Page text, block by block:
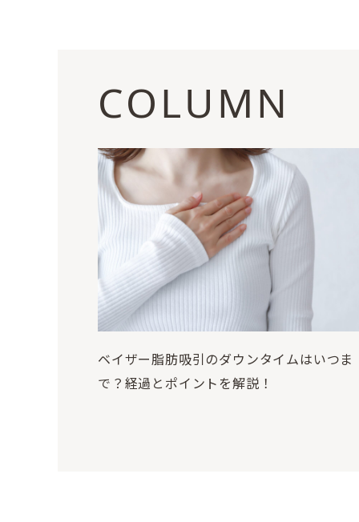
COLUMN
ベイザー脂肪吸引のダウンタイムはいつま
で？経過とポイントを解説！